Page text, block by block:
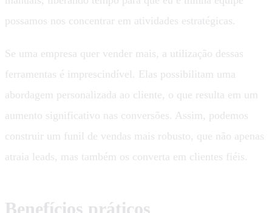
possamos nos concentrar em atividades estratégicas.
Se uma empresa quer vender mais, a utilização dessas
ferramentas é imprescindível. Elas possibilitam uma
abordagem personalizada ao cliente, o que resulta em um
aumento significativo nas conversões. Assim, podemos
construir um funil de vendas mais robusto, que não apenas
atraia leads, mas também os converta em clientes fiéis.
Benefícios práticos